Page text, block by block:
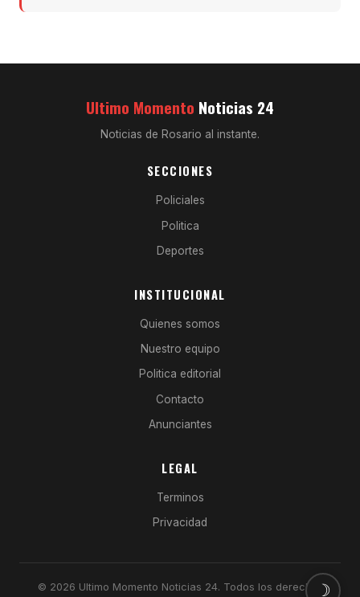
Ultimo Momento Noticias 24
Noticias de Rosario al instante.
SECCIONES
Policiales
Politica
Deportes
INSTITUCIONAL
Quienes somos
Nuestro equipo
Politica editorial
Contacto
Anunciantes
LEGAL
Terminos
Privacidad
© 2026 Ultimo Momento Noticias 24. Todos los derechos☽